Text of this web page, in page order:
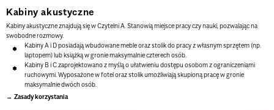
Kabiny akustyczne
Kabiny akustyczne znajdują się w Czytelni A. Stanowią miejsce pracy czy nauki, pozwalając na
swobodne rozmowy.
Kabiny A i Dposiadają wbudowane meble oraz stolik do pracy z własnym sprzętem (np.
laptopem) lub książkąw gronie maksymalnie czterech osób.
Kabiny B i Czaprojektowano z myślą o ułatwieniu dostępu osobom z ograniczeniami
ruchowymi. Wyposażone w fotel oraz stolik umożliwiają skupioną pracę w gronie
maksymalnie dwóch osób.
Zasady korzystania